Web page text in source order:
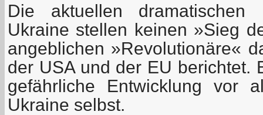
Die aktuellen
Ukraine stellen keinen »Sieg
angeblichen »Revolutionäre«
der USA und der EU berichtet.
gefährliche Entwicklung vor
Ukraine selbst.